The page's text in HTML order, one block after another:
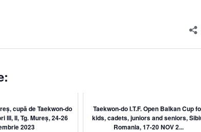
cupă de Taekwon-do
III, II, Tg. Mureș, 24-26
2023
Taekwon-do I.T.F. Open Balkan Cup
kids, cadets, juniors and seniors,
Romania, 17-20 NOV 2...